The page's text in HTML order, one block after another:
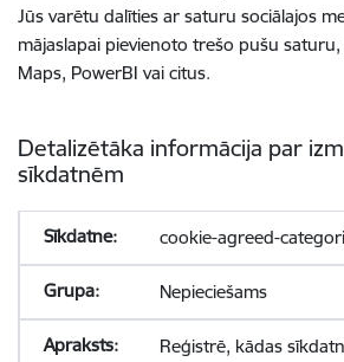
Jūs varētu dalīties ar saturu sociālajos
mājaslapai pievienoto trešo pušu
Maps, PowerBI vai citus.
Detalizētāka informācija par
sīkdatnēm
cookie-agreed-
Nepieciešams
Reģistrē, kādas